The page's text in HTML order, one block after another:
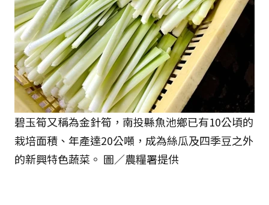
碧玉筍又稱為金針筍，南投縣魚池鄉已有10公頃的
栽培面積、年產達20公噸，成為絲瓜及四季豆之外
的新興特色蔬菜。 圖／農糧署提供